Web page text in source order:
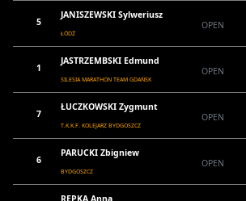
5
JANISZEWSKI Sylweriusz
ŁÓDŹ
OPEN
1
JASTRZEMBSKI Edmund
SILESIA MARATHON TEAM GDAŃSK
OPEN
7
ŁUCZKOWSKI Zygmunt
T.K.K.F. KOLEJARZ BYDGOSZCZ
OPEN
6
PARUCKI Zbigniew
BYDGOSZCZ
OPEN
REPKA Anna